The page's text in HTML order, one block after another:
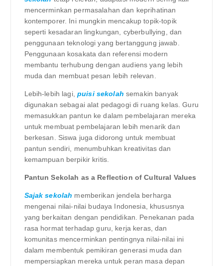
mencerminkan permasalahan dan keprihatinan
kontemporer. Ini mungkin mencakup topik-topik
seperti kesadaran lingkungan, cyberbullying, dan
penggunaan teknologi yang bertanggung jawab.
Penggunaan kosakata dan referensi modern
membantu terhubung dengan audiens yang lebih
muda dan membuat pesan lebih relevan.
Lebih-lebih lagi,puisi sekolah semakin banyak
digunakan sebagai alat pedagogi di ruang kelas. Guru
memasukkan pantun ke dalam pembelajaran mereka
untuk membuat pembelajaran lebih menarik dan
berkesan. Siswa juga didorong untuk membuat
pantun sendiri, menumbuhkan kreativitas dan
kemampuan berpikir kritis.
Pantun Sekolah as a Reflection of Cultural Values
Sajak sekolah memberikan jendela berharga
mengenai nilai-nilai budaya Indonesia, khususnya
yang berkaitan dengan pendidikan. Penekanan pada
rasa hormat terhadap guru, kerja keras, dan
komunitas mencerminkan pentingnya nilai-nilai ini
dalam membentuk pemikiran generasi muda dan
mempersiapkan mereka untuk peran masa depan